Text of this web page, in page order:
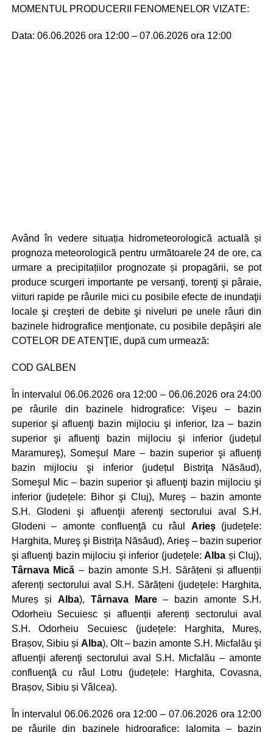
MOMENTUL PRODUCERII FENOMENELOR VIZATE:
Data: 06.06.2026 ora 12:00 – 07.06.2026 ora 12:00
Având în vedere situația hidrometeorologică actuală și
prognoza meteorologică pentru următoarele 24 de ore, ca
urmare a precipitațiilor prognozate și propagării, se pot
produce scurgeri importante pe versanţi, torenţi şi pâraie,
viituri rapide pe râurile mici cu posibile efecte de inundaţii
locale şi creşteri de debite şi niveluri pe unele râuri din
bazinele hidrografice menţionate, cu posibile depăşiri ale
COTELOR DE ATENŢIE, după cum urmează:
COD GALBEN
În intervalul 06.06.2026 ora 12:00 – 06.06.2026 ora 24:00
pe râurile din bazinele hidrografice: Vişeu – bazin
superior şi afluenţi bazin mijlociu şi inferior, Iza – bazin
superior şi afluenţi bazin mijlociu şi inferior (județul
Maramureş), Someşul Mare – bazin superior şi afluenţi
bazin mijlociu şi inferior (județul Bistriţa Nӑsӑud),
Someşul Mic – bazin superior şi afluenţi bazin mijlociu şi
inferior (județele: Bihor şi Cluj), Mureş – bazin amonte
S.H. Glodeni şi afluenţii aferenţi sectorului aval S.H.
Glodeni – amonte confluenţă cu râul Arieş(județele:
Harghita, Mureş şi Bistriţa Năsăud), Arieş – bazin superior
şi afluenţi bazin mijlociu şi inferior (județele:Alba și Cluj),
Târnava Mică – bazin amonte S.H. Sărățeni și afluenții
aferenți sectorului aval S.H. Sărățeni (județele: Harghita,
Mureș și Alba), Târnava Mare– bazin amonte S.H.
Odorheiu Secuiesc și afluenții aferenți sectorului aval
S.H. Odorheiu Secuiesc (județele: Harghita, Mureș,
Brașov, Sibiu și Alba), Olt – bazin amonte S.H. Micfalău şi
afluenţii aferenţi sectorului aval S.H. Micfalău – amonte
confluenţă cu râul Lotru (județele: Harghita, Covasna,
Brașov, Sibiu și Vâlcea).
În intervalul 06.06.2026 ora 12:00 – 07.06.2026 ora 12:00
pe râurile din bazinele hidrografice: Ialomița – bazin